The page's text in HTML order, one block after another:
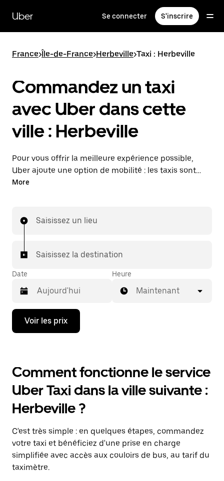
contenu
principal
Uber Se connecter S'inscrire
France>Île-de-France>Herbeville>Taxi : Herbeville
Commandez un taxi
avec Uber dans cette
ville : Herbeville
Pour vous offrir la meilleure expérience possible,
Uber ajoute une option de mobilité : les taxis sont
maintenant disponibles dans l'application. Uber Taxi :
More
Saisissez un lieu
Saisissez la destination
Date
Appuyez
la
bas
pour
ouvrir
le
calendrier
et
une
date.
Appuyez
sur
la
Heure
Maintenant
Voir les prix
Comment fonctionne le service
Uber Taxi dans la ville suivante :
Herbeville ?
C'est très simple : en quelques étapes, commandez
votre taxi et bénéficiez d'une prise en charge
simplifiée avec accès aux couloirs de bus, au tarif du
taximètre.